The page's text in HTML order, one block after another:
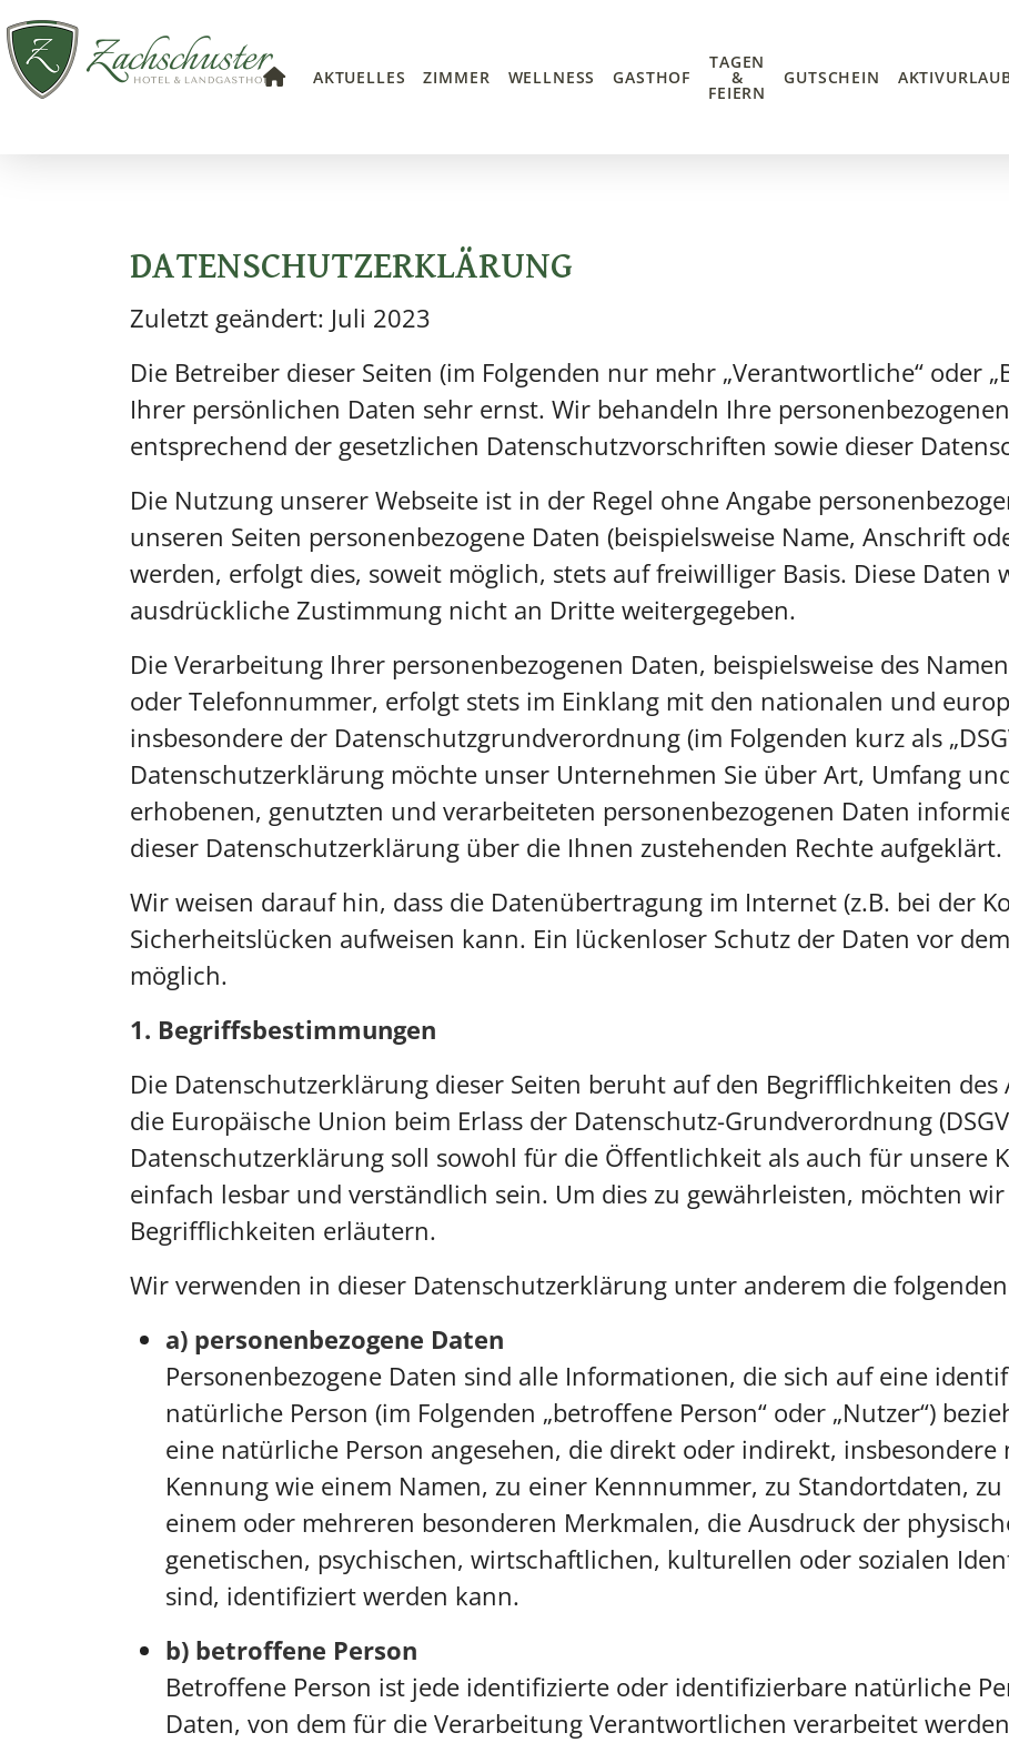
AKTUELLES ZIMMER WELLNESS GASTHOF
TAGEN
&
FEIERN
GUTSCHEIN
DATENSCHUTZERKLÄRUNG
Zuletzt geändert: Juli 2023
Die Betreiber dieser Seiten (im Folgenden nur mehr „Verantwortliche“ oder
Ihrer persönlichen Daten sehr ernst. Wir behandeln Ihre
entsprechend der gesetzlichen Datenschutzvorschriften sowie dieser
Die Nutzung unserer Webseite ist in der Regel ohne Angabe
unseren Seiten personenbezogene Daten (beispielsweise Name, Anschrift
werden, erfolgt dies, soweit möglich, stets auf freiwilliger Basis. Diese Daten
ausdrückliche Zustimmung nicht an Dritte weitergegeben.
Die Verarbeitung Ihrer personenbezogenen Daten, beispielsweise des
oder Telefonnummer, erfolgt stets im Einklang mit den nationalen und
insbesondere der Datenschutzgrundverordnung (im Folgenden kurz als
Datenschutzerklärung möchte unser Unternehmen Sie über Art, Umfang
erhobenen, genutzten und verarbeiteten personenbezogenen Daten
dieser Datenschutzerklärung über die Ihnen zustehenden Rechte aufgeklärt.
Wir weisen darauf hin, dass die Datenübertragung im Internet (z.B. bei der
Sicherheitslücken aufweisen kann. Ein lückenloser Schutz der Daten vor
möglich.
1. Begriffsbestimmungen
Die Datenschutzerklärung dieser Seiten beruht auf den Begrifflichkeiten des
die Europäische Union beim Erlass der Datenschutz-Grundverordnung
Datenschutzerklärung soll sowohl für die Öffentlichkeit als auch für unsere
einfach lesbar und verständlich sein. Um dies zu gewährleisten, möchten
Begrifflichkeiten erläutern.
Wir verwenden in dieser Datenschutzerklärung unter anderem die
a) personenbezogene Daten
Personenbezogene Daten sind alle Informationen, die sich auf eine
natürliche Person (im Folgenden „betroffene Person“ oder „Nutzer“)
eine natürliche Person angesehen, die direkt oder indirekt,
Kennung wie einem Namen, zu einer Kennnummer, zu Standortdaten,
einem oder mehreren besonderen Merkmalen, die Ausdruck der
genetischen, psychischen, wirtschaftlichen, kulturellen oder sozialen
sind, identifiziert werden kann.
b) betroffene Person
Betroffene Person ist jede identifizierte oder identifizierbare natürliche
Daten, von dem für die Verarbeitung Verantwortlichen verarbeitet